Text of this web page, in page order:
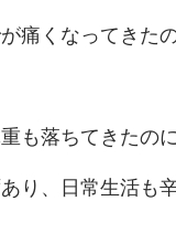
痛くなってきたの
も落ちてきたの
り、日常生活も